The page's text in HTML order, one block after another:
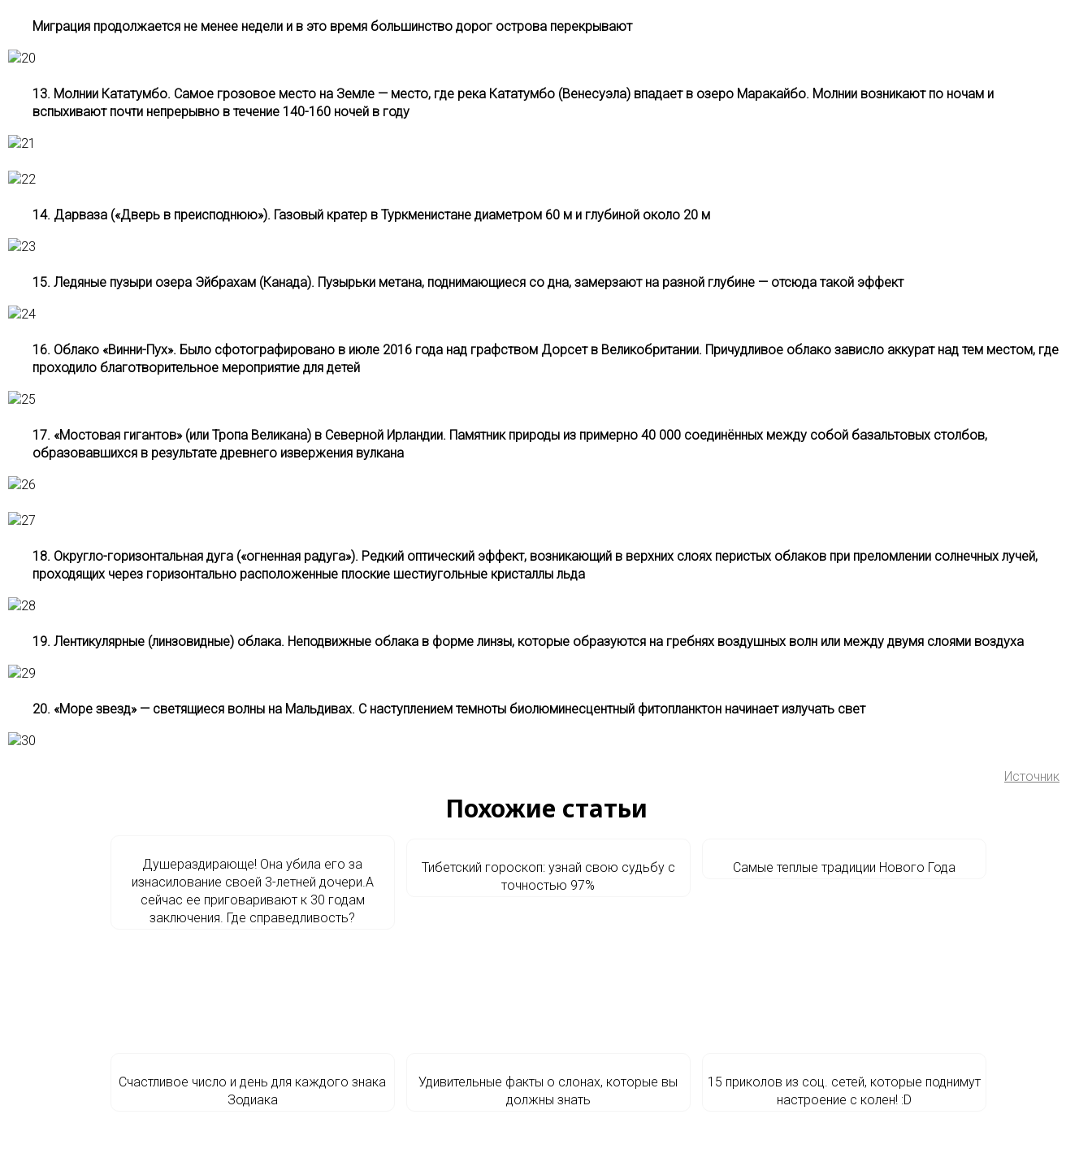
Миграция продолжается не менее недели и в это время большинство дорог острова перекрывают
13. Молнии Кататумбо. Самое грозовое место на Земле — место, где река Кататумбо (Венесуэла) впадает в озеро Маракайбо. Молнии возникают по ночам и
вспыхивают почти непрерывно в течение 140-160 ночей в году
14. Дарваза («Дверь в преисподнюю»). Газовый кратер в Туркменистане диаметром 60 м и глубиной около 20 м
15. Ледяные пузыри озера Эйбрахам (Канада). Пузырьки метана, поднимающиеся со дна, замерзают на разной глубине — отсюда такой эффект
16. Облако «Винни-Пух». Было сфотографировано в июле 2016 года над графством Дорсет в Великобритании. Причудливое облако зависло аккурат над тем местом, где
проходило благотворительное мероприятие для детей
17. «Мос­то­вая ги­ган­тов» (или Тропа Великана) в Северной Ирландии. Памятник природы из примерно 40 000 соединённых между собой базальтовых столбов,
образовавшихся в результате древнего извержения вулкана
18. Округло-горизонтальная дуга («огненная радуга»). Редкий оптический эффект, возникающий в верхних слоях перистых облаков при преломлении солнечных лучей,
проходящих через горизонтально расположенные плоские шестиугольные кристаллы льда
19. Лентикулярные (линзовидные) облака. Неподвижные облака в форме линзы, которые образуются на гребнях воздушных волн или между двумя слоями воздуха
20. «Море звезд» — светящиеся волны на Мальдивах. С наступлением темноты биолюминесцентный фитопланктон начинает излучать свет
Источник
Похожие статьи
Душераздирающе! Она убила его за
изнасилование своей 3-летней дочери.А
сейчас ее приговаривают к 30 годам
заключения. Где справедливость?
Тибетский гороскоп: узнай свою судьбу с
точностью 97%
Самые теплые традиции Нового Года
Счастливое число и день для каждого знака
Зодиака
Удивительные факты о слонах, которые вы
должны знать
15 приколов из соц. сетей, которые поднимут
настроение с колен! :D